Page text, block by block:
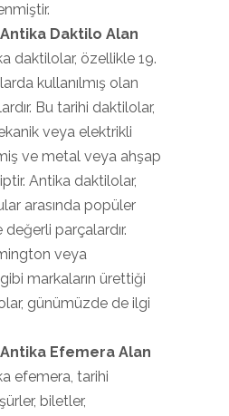
Daktilo Alan
daktilolar, özellikle 19.
kullanılmış olan
Bu tarihi daktilolar,
veya elektrikli
ve metal veya ahşap
Antika daktilolar,
arasında popüler
parçalardır.
veya
markaların ürettiği
günümüzde de ilgi
Efemera Alan
efemera, tarihi
biletler,